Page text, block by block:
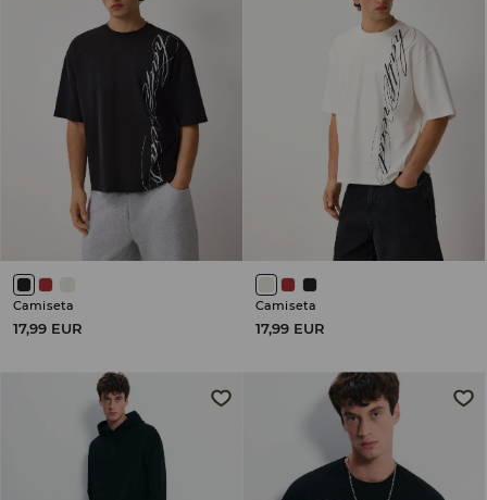
Camiseta
17,99 EUR
Camiseta
17,99 EUR